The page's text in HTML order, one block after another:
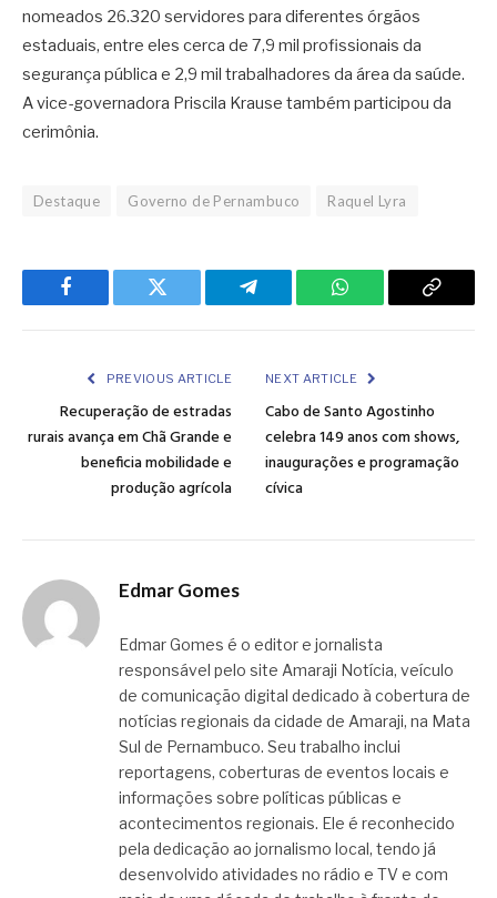
nomeados 26.320 servidores para diferentes órgãos
estaduais, entre eles cerca de 7,9 mil profissionais da
segurança pública e 2,9 mil trabalhadores da área da saúde.
A vice-governadora Priscila Krause também participou da
cerimônia.
Destaque Governo de Pernambuco Raquel Lyra
Facebook Twitter Telegram WhatsApp Copy
PREVIOUS ARTICLE
Recuperação de estradas
rurais avança em Chã Grande e
beneficia mobilidade e
produção agrícola
NEXT ARTICLE
Cabo de Santo Agostinho
celebra 149 anos com shows,
inaugurações e programação
cívica
Edmar Gomes
Edmar Gomes é o editor e jornalista
responsável pelo site Amaraji Notícia, veículo
de comunicação digital dedicado à cobertura de
notícias regionais da cidade de Amaraji, na Mata
Sul de Pernambuco. Seu trabalho inclui
reportagens, coberturas de eventos locais e
informações sobre políticas públicas e
acontecimentos regionais. Ele é reconhecido
pela dedicação ao jornalismo local, tendo já
desenvolvido atividades no rádio e TV e com